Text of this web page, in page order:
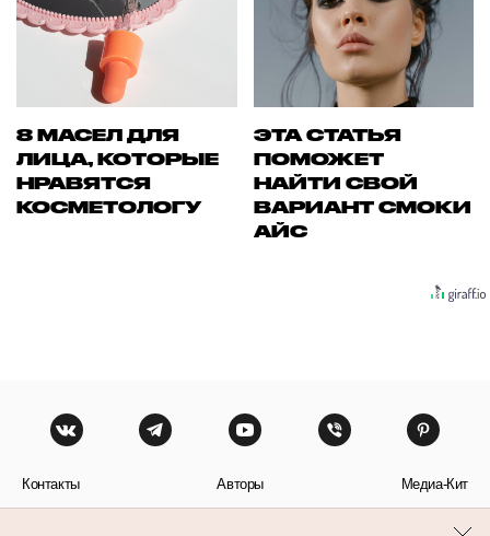
8 МАСЕЛ ДЛЯ
ЛИЦА, КОТОРЫЕ
НРАВЯТСЯ
КОСМЕТОЛОГУ
ЭТА СТАТЬЯ
ПОМОЖЕТ
НАЙТИ СВОЙ
ВАРИАНТ СМОКИ
АЙС
Контакты Авторы Медиа-Кит